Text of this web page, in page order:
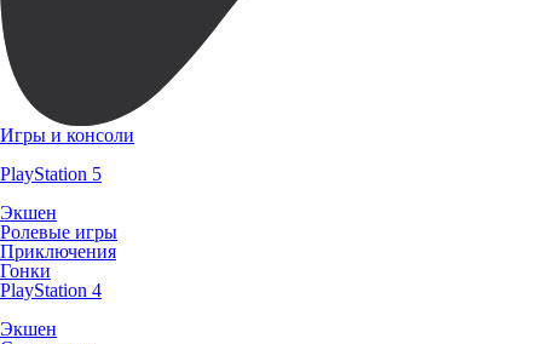
Игры и консоли
PlayStation 5
Экшен
Ролевые игры
Приключения
Гонки
PlayStation 4
Экшен